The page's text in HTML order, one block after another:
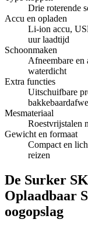
Drie roterende
Accu en opladen
Li-ion accu,
uur laadtijd
Schoonmaken
Afneembare en
waterdicht
Extra functies
Uitschuifbare
Mesmateriaal
Roestvrijstalen
Gewicht en formaat
Compact en
reizen
De Surker
Oplaadbaar
oogopslag